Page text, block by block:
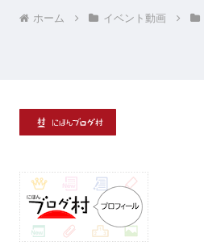
ホーム イベント動画